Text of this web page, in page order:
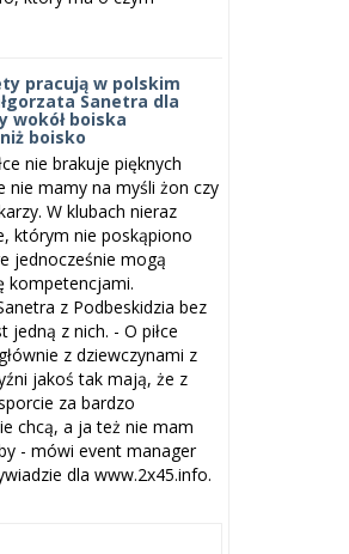
pracują w polskim
Sanetra dla
wokół boiska
boisko
nie brakuje pięknych
nie mamy na myśli żon czy
W klubach nieraz
którym nie poskąpiono
jednocześnie mogą
kompetencjami.
z Podbeskidzia bez
jedną z nich. - O piłce
z dziewczynami z
jakoś tak mają, że z
za bardzo
chcą, a ja też nie mam
- mówi event manager
dla www.2x45.info.